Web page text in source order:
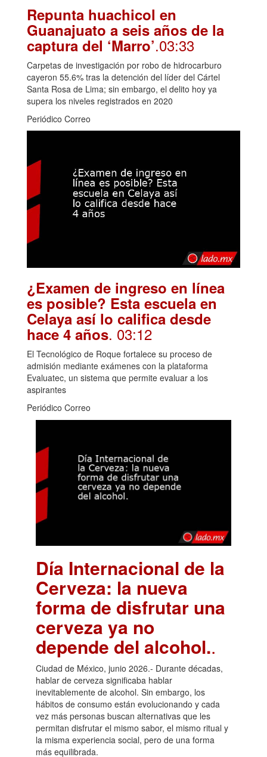
Repunta huachicol en
Guanajuato a seis años de la
captura del ‘Marro’.03:33
Carpetas de investigación por robo de hidrocarburo
cayeron 55.6% tras la detención del líder del Cártel
Santa Rosa de Lima; sin embargo, el delito hoy ya
supera los niveles registrados en 2020
Periódico Correo
¿Examen de ingreso en línea
es posible? Esta escuela en
Celaya así lo califica desde
hace 4 años. 03:12
El Tecnológico de Roque fortalece su proceso de
admisión mediante exámenes con la plataforma
Evaluatec, un sistema que permite evaluar a los
aspirantes
Periódico Correo
Día Internacional de la
Cerveza: la nueva
forma de disfrutar una
cerveza ya no
depende del alcohol..
Ciudad de México, junio 2026.- Durante décadas,
hablar de cerveza significaba hablar
inevitablemente de alcohol. Sin embargo, los
hábitos de consumo están evolucionando y cada
vez más personas buscan alternativas que les
permitan disfrutar el mismo sabor, el mismo ritual y
la misma experiencia social, pero de una forma
más equilibrada.